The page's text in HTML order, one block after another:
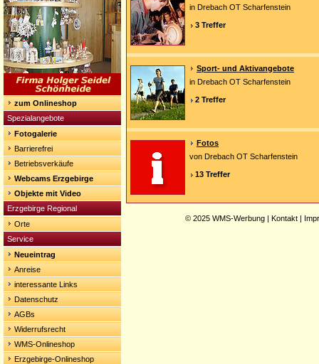
zum Onlineshop
Spezialangebote
Fotogalerie
Barrierefrei
Betriebsverkäufe
Webcams Erzgebirge
Objekte mit Video
Erzgebirge Regional
Orte
Service
Neueintrag
Anreise
interessante Links
Datenschutz
AGBs
Widerrufsrecht
WMS-Onlineshop
Erzgebirge-Onlineshop
in Drebach OT Scharfenstein
3 Treffer
Sport- und Aktivangebote
in Drebach OT Scharfenstein
2 Treffer
Fotos
von Drebach OT Scharfenstein
13 Treffer
© 2025 WMS-Werbung | Kontakt |